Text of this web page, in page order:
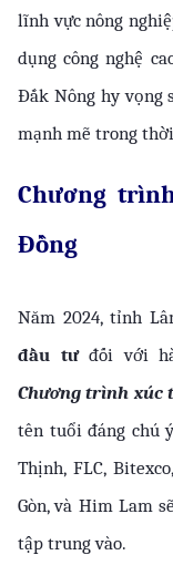
lĩnh vực nông
dụng công nghệ
Đắk Nông hy
mạnh mẽ trong
Chương
Đồng
Năm 2024, tỉnh
đầu tư
Chương trình xúc
tên tuổi đáng chú
Thịnh, FLC,
Gòn, và Him Lam
tập trung vào.